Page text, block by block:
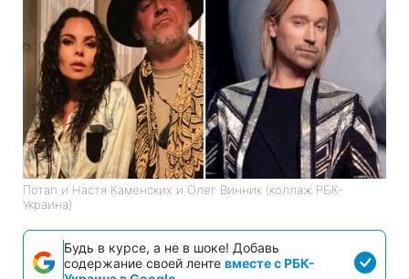
Потап и Настя Каменских и Олег Винник (коллаж РБК-
Украина)
Будь в курсе, а не в шоке! Добавь
содержание своей ленте вместе с РБК-